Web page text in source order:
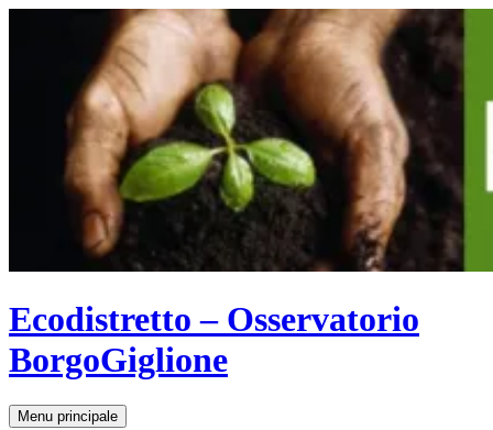
Ecodistretto – Osservatorio
BorgoGiglione
Cerca
Menu principale